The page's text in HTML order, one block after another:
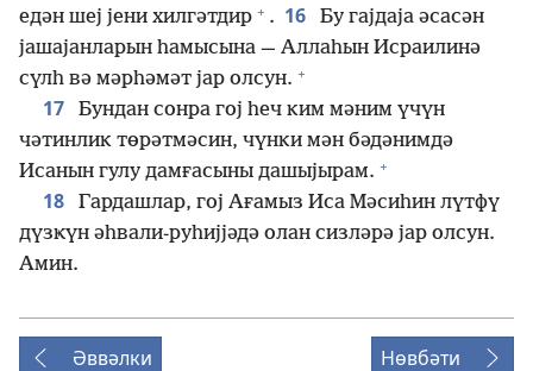
едән шеј јени хилгәтдир + . 16
Бу гајдаја әсасән
јашајанларын һамысына — Аллаһын Исраилинә
сүлһ вә мәрһәмәт јар олсун. +
17
Бундан сонра гој һеч ким мәним үчүн
чәтинлик төрәтмәсин, чүнки мән бәдәнимдә
Исанын гулу дамғасыны дашыјырам. +
18
Гардашлар, гој Ағамыз Иса Мәсиһин лүтфү
дүзҝүн әһвали-руһијјәдә олан сизләрә јар олсун.
Амин.
Әввәлки Нөвбәти